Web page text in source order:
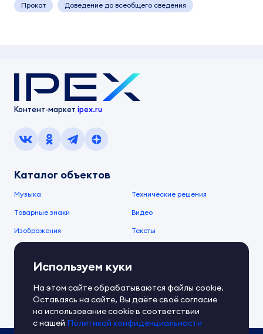
Прокат Доведение до всеобщего сведения
Контент-маркет ipex.ru
Каталог объектов
Музыка Технические решения
Товарные знаки Видео
Изображения Тексты
О компании
О сервисе
Документы IPEX Справочный центр
Контакты Обратная связь
Используем куки
На этом сайте обрабатываются файлы cookie.
Оставаясь на сайте, Вы даёте своё согласие
на использование cookie в соответствии
с нашей Политикой конфиденциальности